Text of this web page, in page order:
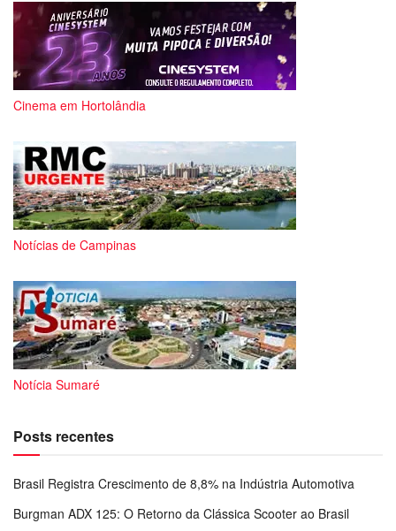
Cinema em Hortolândia
Notícias de Campinas
Notícia Sumaré
Posts recentes
Brasil Registra Crescimento de 8,8% na Indústria Automotiva
Burgman ADX 125: O Retorno da Clássica Scooter ao Brasil